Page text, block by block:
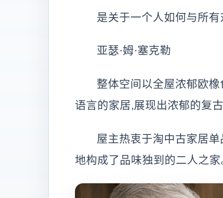
是关于一个人如何与所有
亚瑟·姆·塞克勒
整体空间以全屋浓郁欧
语言的家居,展现出浓郁的复古
屋主热衷于淘中古家居
地构成了品味独到的二人之家